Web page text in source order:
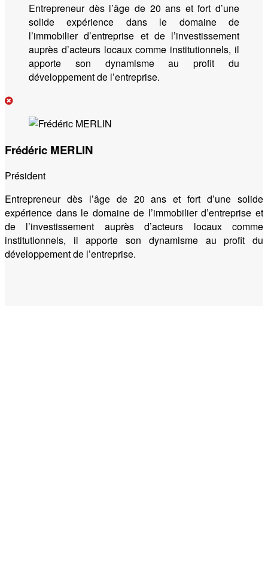
Entrepreneur dès l’âge de 20 ans et fort d’une
solide expérience dans le domaine de
l’immobilier d’entreprise et de l’investissement
auprès d’acteurs locaux comme institutionnels, il
apporte son dynamisme au profit du
développement de l’entreprise.
Frédéric MERLIN
Président
Entrepreneur dès l’âge de 20 ans et fort d’une solide
expérience dans le domaine de l’immobilier d’entreprise et
de l’investissement auprès d’acteurs locaux comme
institutionnels, il apporte son dynamisme au profit du
développement de l’entreprise.